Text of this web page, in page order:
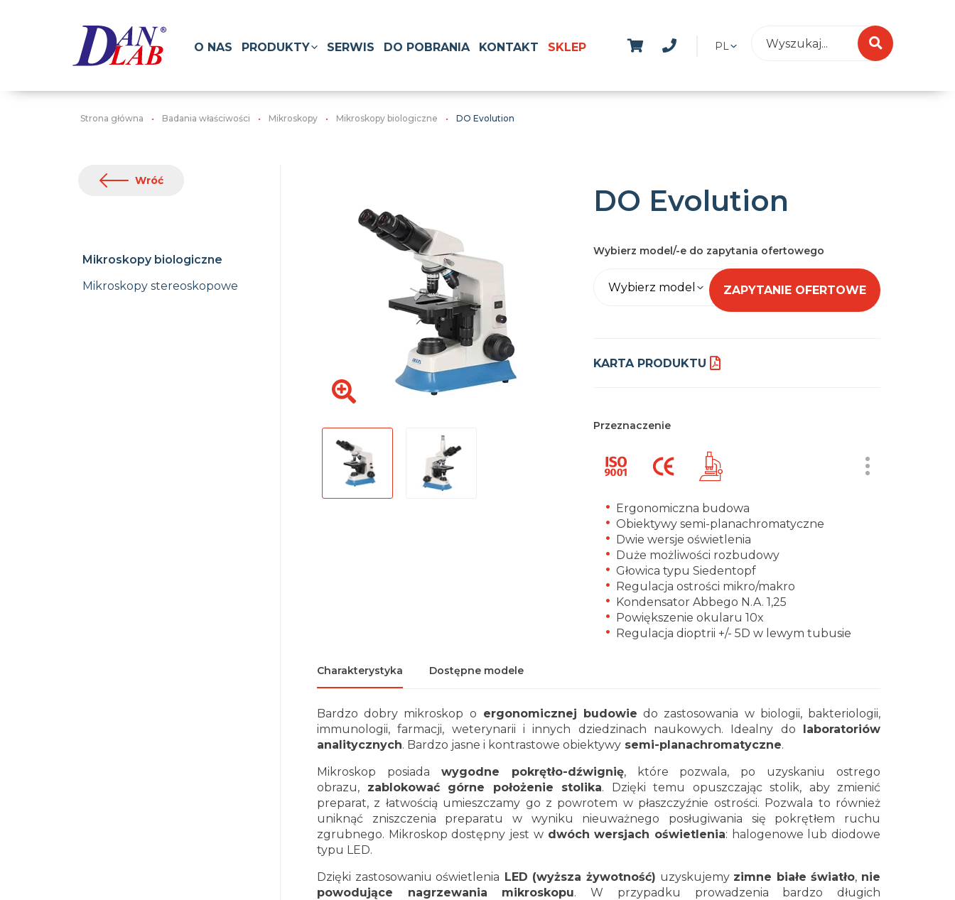
PL
O NAS PRODUKTY SERWIS DO POBRANIA KONTAKT SKLEP
Strona główna Badania właściwości Mikroskopy Mikroskopy biologiczne DO Evolution
Wróć
Mikroskopy biologiczne
Mikroskopy stereoskopowe
DO Evolution
Wybierz model/-e do zapytania ofertowego
Wybierz model ZAPYTANIE OFERTOWE
KARTA PRODUKTU
Przeznaczenie
Ergonomiczna budowa
Obiektywy semi-planachromatyczne
Dwie wersje oświetlenia
Duże możliwości rozbudowy
Głowica typu Siedentopf
Regulacja ostrości mikro/makro
Kondensator Abbego N.A. 1,25
Powiększenie okularu 10x
Regulacja dioptrii +/- 5D w lewym tubusie
Charakterystyka Dostępne modele
Bardzo dobry mikroskop o ergonomicznej budowie do zastosowania w biologii, bakteriologii,
immunologii, farmacji, weterynarii i innych dziedzinach naukowych. Idealny do laboratoriów
analitycznych. Bardzo jasne i kontrastowe obiektywy semi-planachromatyczne.
Mikroskop posiada wygodne pokrętło-dźwignię, które pozwala, po uzyskaniu ostrego
obrazu, zablokować górne położenie stolika. Dzięki temu opuszczając stolik, aby zmienić
preparat, z łatwością umieszczamy go z powrotem w płaszczyźnie ostrości. Pozwala to również
uniknąć zniszczenia preparatu w wyniku nieuważnego posługiwania się pokrętłem ruchu
zgrubnego. Mikroskop dostępny jest w dwóch wersjach oświetlenia: halogenowe lub diodowe
typu LED.
Dzięki zastosowaniu oświetlenia LED (wyższa żywotność) uzyskujemy zimne białe światło, nie
powodujące nagrzewania mikroskopu. W przypadku prowadzenia bardzo długich